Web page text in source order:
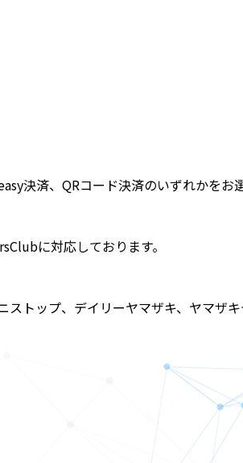
決済、QRコード決済のいずれかをお
に対応しております。
トップ、デイリーヤマザキ、ヤマザ